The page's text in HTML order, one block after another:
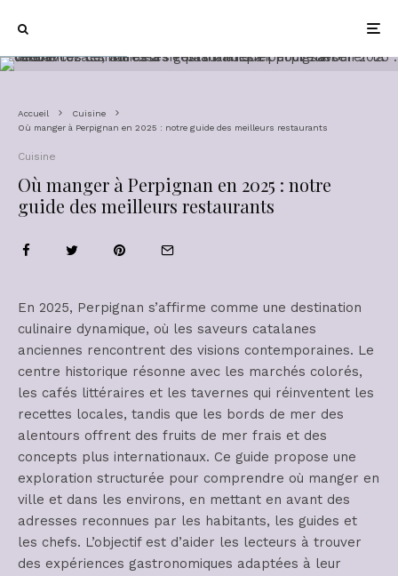
Accueil
Cuisine
Où manger à Perpignan en 2025 : notre guide des meilleurs restaurants
Cuisine
Où manger à Perpignan en 2025 : notre
guide des meilleurs restaurants
En 2025, Perpignan s’affirme comme une destination
culinaire dynamique, où les saveurs catalanes
anciennes rencontrent des visions contemporaines. Le
centre historique résonne avec les marchés colorés,
les cafés littéraires et les tavernes qui réinventent les
recettes locales, tandis que les bords de mer des
alentours offrent des fruits de mer frais et des
concepts plus internationaux. Ce guide propose une
exploration structurée pour comprendre où manger en
ville et dans les environs, en mettant en avant des
adresses reconnues par les habitants, les guides et
les chefs. L’objectif est d’aider les lecteurs à trouver
des expériences gastronomiques adaptées à leur